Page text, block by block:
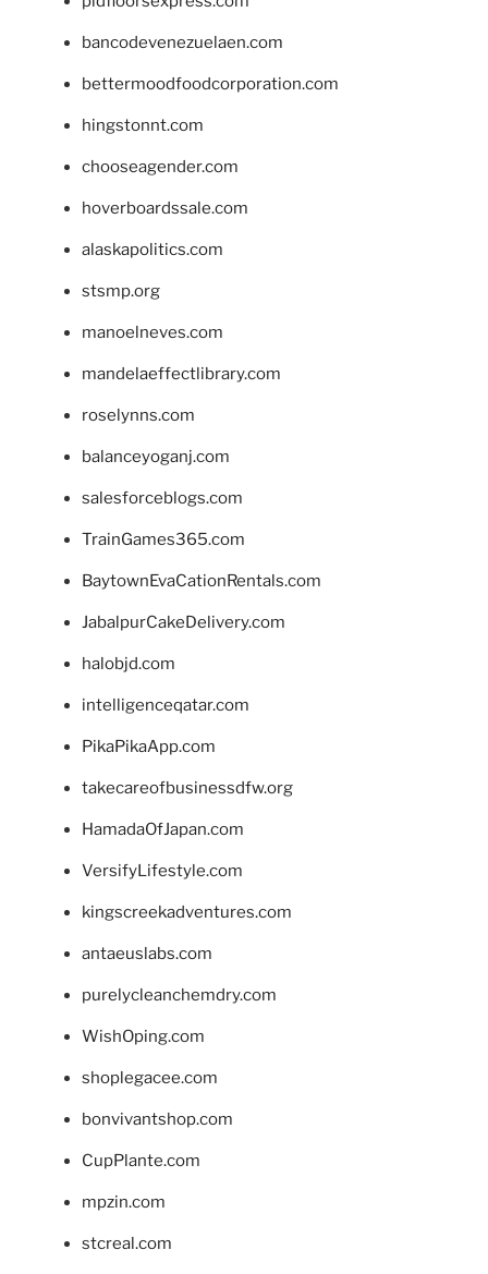
bancodevenezuelaen.com
bettermoodfoodcorporation.com
hingstonnt.com
chooseagender.com
hoverboardssale.com
alaskapolitics.com
stsmp.org
manoelneves.com
mandelaeffectlibrary.com
roselynns.com
balanceyoganj.com
salesforceblogs.com
TrainGames365.com
BaytownEvaCationRentals.com
JabalpurCakeDelivery.com
halobjd.com
intelligenceqatar.com
PikaPikaApp.com
takecareofbusinessdfw.org
HamadaOfJapan.com
VersifyLifestyle.com
kingscreekadventures.com
antaeuslabs.com
purelycleanchemdry.com
WishOping.com
shoplegacee.com
bonvivantshop.com
CupPlante.com
mpzin.com
stcreal.com